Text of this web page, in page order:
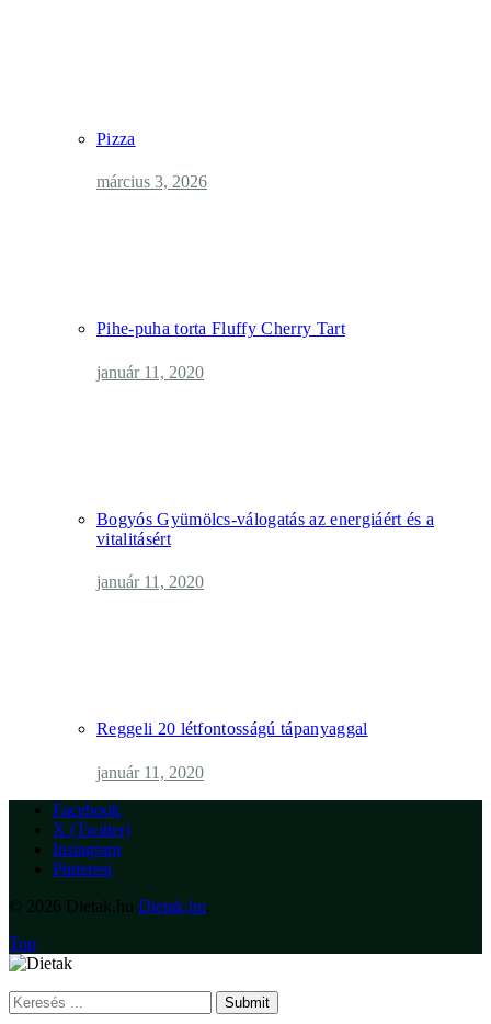
Pizza
március 3, 2026
Pihe-puha torta Fluffy Cherry Tart
január 11, 2020
Bogyós Gyümölcs-válogatás az energiáért és a
vitalitásért
január 11, 2020
Reggeli 20 létfontosságú tápanyaggal
január 11, 2020
Facebook
X (Twitter)
Instagram
Pinterest
© 2026 Dietak.hu Dietak,hu
Top
Submit